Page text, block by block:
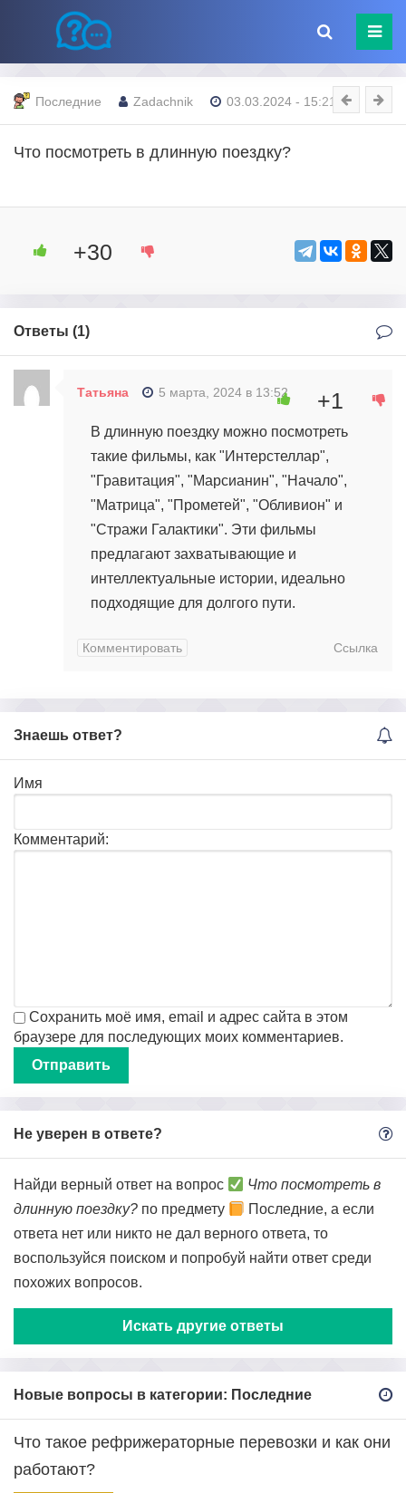
Последние Zadachnik 03.03.2024 - 15:21
Что посмотреть в длинную поездку?
+30
Ответы (1)
Татьяна 5 марта, 2024 в 13:52
В длинную поездку можно посмотреть
такие фильмы, как "Интерстеллар",
"Гравитация", "Марсианин", "Начало",
"Матрица", "Прометей", "Обливион" и
"Стражи Галактики". Эти фильмы
предлагают захватывающие и
интеллектуальные истории, идеально
подходящие для долгого пути.
+1
Комментировать Ссылка
Знаешь ответ?
Имя
Комментарий:
Сохранить моё имя, email и адрес сайта в этом
браузере для последующих моих комментариев.
Не уверен в ответе?
Найди верный ответ на вопрос
Что посмотреть в
длинную поездку? по предмету
Последние, а если
ответа нет или никто не дал верного ответа, то
воспользуйся поиском и попробуй найти ответ среди
похожих вопросов.
Искать другие ответы
Новые вопросы в категории: Последние
Что такое рефрижераторные перевозки и как они
работают?